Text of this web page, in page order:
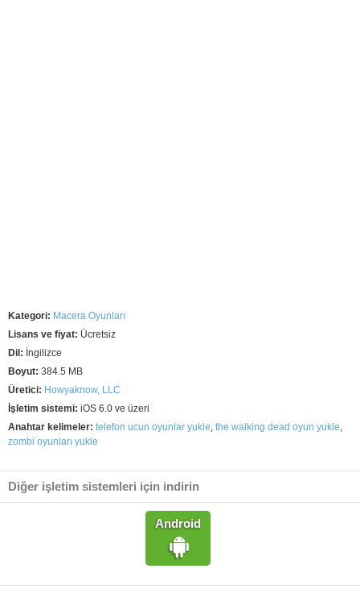
Kategori: Macera Oyunları
Lisans ve fiyat: Ücretsiz
Dil: İngilizce
Boyut: 384.5 MB
Üretici: Howyaknow, LLC
İşletim sistemi: iOS 6.0 ve üzeri
Anahtar kelimeler: telefon ucun oyunlar yukle the walking dead oyun yukle
zombi oyunları yukle
Diğer işletim sistemleri için indirin
Android